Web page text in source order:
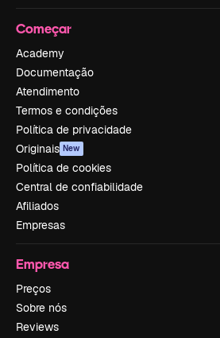
Começar
Academy
Documentação
Atendimento
Termos e condições
Política de privacidade
Originais New
Política de cookies
Central de confiabilidade
Afiliados
Empresas
Empresa
Preços
Sobre nós
Reviews